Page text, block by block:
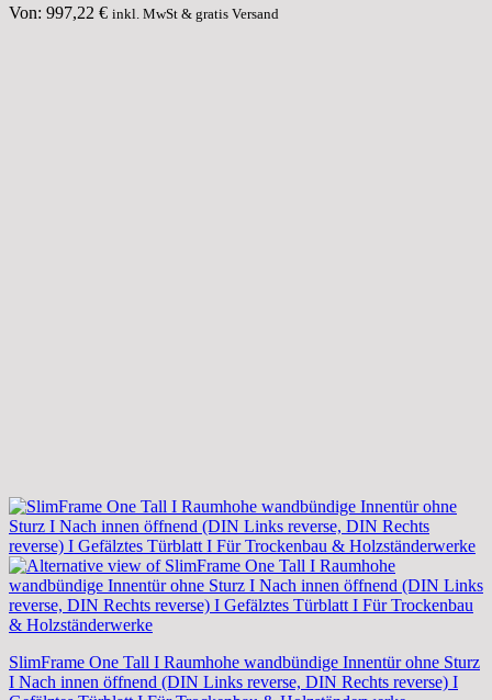
Von: 997,22 € inkl. MwSt & gratis Versand
SlimFrame One Tall I Raumhohe wandbündige Innentür ohne Sturz
I Nach innen öffnend (DIN Links reverse, DIN Rechts reverse) I